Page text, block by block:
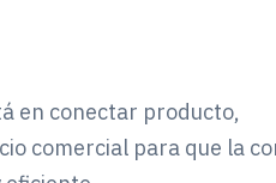
en conectar producto,
comercial para que la